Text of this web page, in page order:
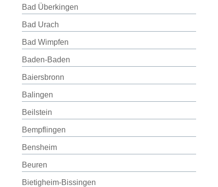
Bad Überkingen
Bad Urach
Bad Wimpfen
Baden-Baden
Baiersbronn
Balingen
Beilstein
Bempflingen
Bensheim
Beuren
Bietigheim-Bissingen